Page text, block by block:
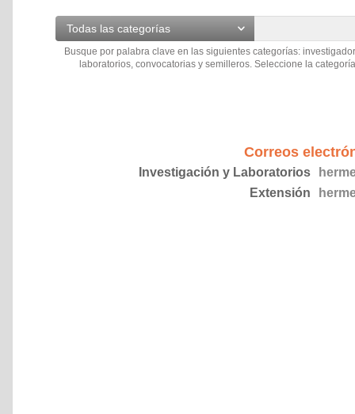
Todas las categorías
Busque por palabra clave en las siguientes categorías:
laboratorios, convocatorias y semilleros. Seleccione la
Correos
Investigación y Laboratorios
Extensión